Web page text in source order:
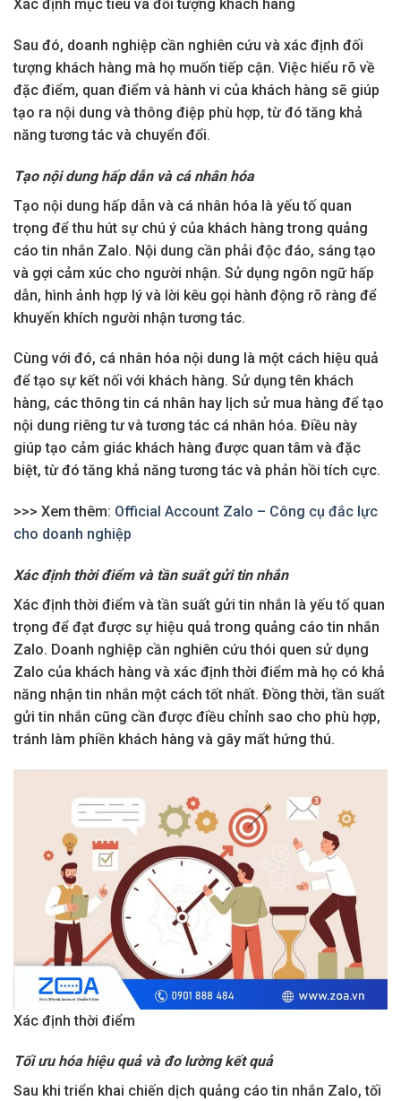
Xác định mục tiêu và đối tượng khách hàng
Sau đó, doanh nghiệp cần nghiên cứu và xác định đối
tượng khách hàng mà họ muốn tiếp cận. Việc hiểu rõ về
đặc điểm, quan điểm và hành vi của khách hàng sẽ giúp
tạo ra nội dung và thông điệp phù hợp, từ đó tăng khả
năng tương tác và chuyển đổi.
Tạo nội dung hấp dẫn và cá nhân hóa
Tạo nội dung hấp dẫn và cá nhân hóa là yếu tố quan
trọng để thu hút sự chú ý của khách hàng trong quảng
cáo tin nhắn Zalo. Nội dung cần phải độc đáo, sáng tạo
và gợi cảm xúc cho người nhận. Sử dụng ngôn ngữ hấp
dẫn, hình ảnh hợp lý và lời kêu gọi hành động rõ ràng để
khuyến khích người nhận tương tác.
Cùng với đó, cá nhân hóa nội dung là một cách hiệu quả
để tạo sự kết nối với khách hàng. Sử dụng tên khách
hàng, các thông tin cá nhân hay lịch sử mua hàng để tạo
nội dung riêng tư và tương tác cá nhân hóa. Điều này
giúp tạo cảm giác khách hàng được quan tâm và đặc
biệt, từ đó tăng khả năng tương tác và phản hồi tích cực.
>>> Xem thêm: Official Account Zalo – Công cụ đắc lực
cho doanh nghiệp
Xác định thời điểm và tần suất gửi tin nhắn
Xác định thời điểm và tần suất gửi tin nhắn là yếu tố quan
trọng để đạt được sự hiệu quả trong quảng cáo tin nhắn
Zalo. Doanh nghiệp cần nghiên cứu thói quen sử dụng
Zalo của khách hàng và xác định thời điểm mà họ có khả
năng nhận tin nhắn một cách tốt nhất. Đồng thời, tần suất
gửi tin nhắn cũng cần được điều chỉnh sao cho phù hợp,
tránh làm phiền khách hàng và gây mất hứng thú.
Xác định thời điểm
Tối ưu hóa hiệu quả và đo lường kết quả
Sau khi triển khai chiến dịch quảng cáo tin nhắn Zalo, tối